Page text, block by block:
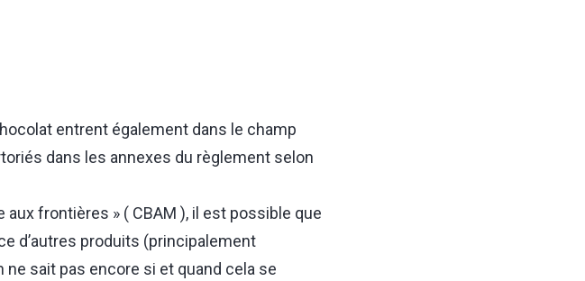
entrent également dans le champ
dans les annexes du règlement selon
aux frontières » ( CBAM ), il est possible que
d’autres produits (principalement
sait pas encore si et quand cela se